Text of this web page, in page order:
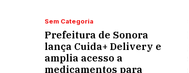
Sem Categoria
Prefeitura de Sonora
lança Cuida+ Delivery e
amplia acesso a
medicamentos para